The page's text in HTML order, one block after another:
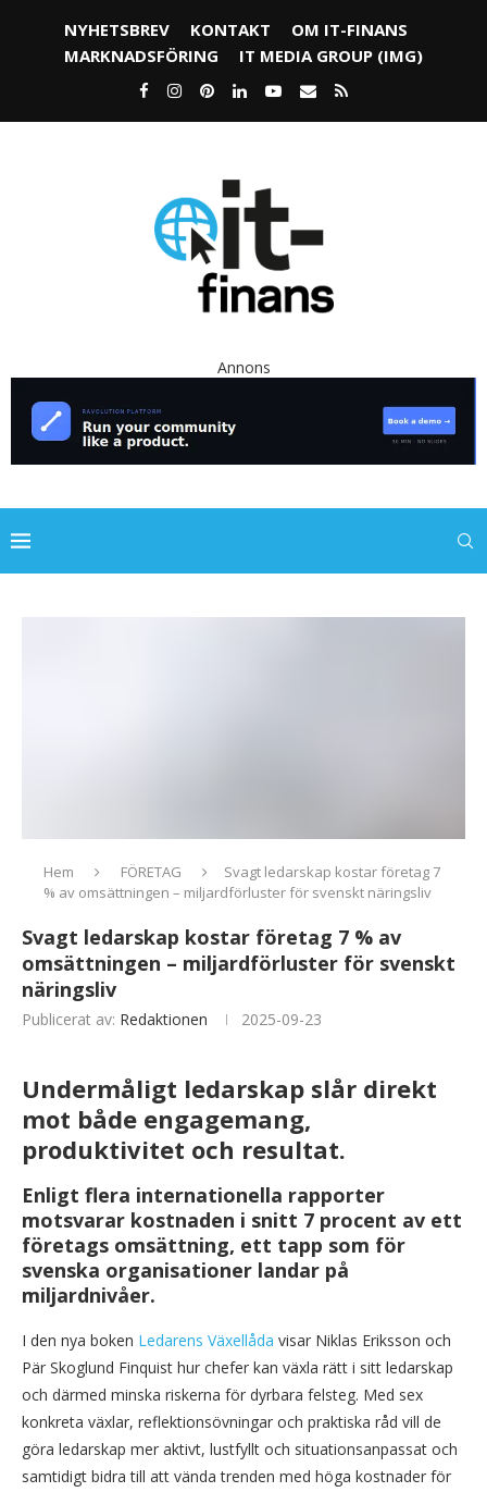
NYHETSBREV KONTAKT
OM IT-FINANS
MARKNADSFÖRING
IT MEDIA GROUP (IMG)
Annons
Hem FÖRETAG
Svagt ledarskap kostar företag 7
% av omsättningen – miljardförluster för svenskt näringsliv
Svagt ledarskap kostar företag 7 % av
omsättningen – miljardförluster för svenskt
näringsliv
Publicerat av: Redaktionen 2025-09-23
Undermåligt ledarskap slår direkt
mot både engagemang,
produktivitet och resultat.
Enligt flera internationella rapporter
motsvarar kostnaden i snitt 7 procent av ett
företags omsättning, ett tapp som för
svenska organisationer landar på
miljardnivåer.
I den nya boken Ledarens Växellåda visar Niklas Eriksson och
Pär Skoglund Finquist hur chefer kan växla rätt i sitt ledarskap
och därmed minska riskerna för dyrbara felsteg. Med sex
konkreta växlar, reflektionsövningar och praktiska råd vill de
göra ledarskap mer aktivt, lustfyllt och situationsanpassat och
samtidigt bidra till att vända trenden med höga kostnader för